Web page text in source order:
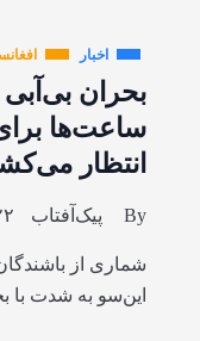
اخبار
بحران
ساعت‌ها
انتظار
By پیک‌آفتاب ۲۲
شماری از
این‌سو به شدت با